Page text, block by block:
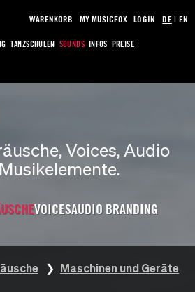
TANZSCHULEN SOUNDS INFOS PREISE
WARENKORB MY MUSICFOX LOGIN DE| EN
Voices, Audio
VOICESAUDIO BRANDING
Maschinen und Geräte